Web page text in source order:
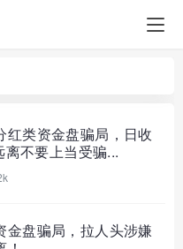
红类资金盘骗局，日收
不要上当受骗...
金盘骗局，拉人头涉嫌